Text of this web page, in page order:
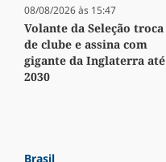
08/08/2026 às 15:47
Volante da Seleção troca
de clube e assina com
gigante da Inglaterra até
2030
Brasil